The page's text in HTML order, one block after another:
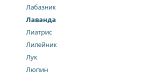
Лабазник
Лаванда
Лиатрис
Лилейник
Лук
Люпин